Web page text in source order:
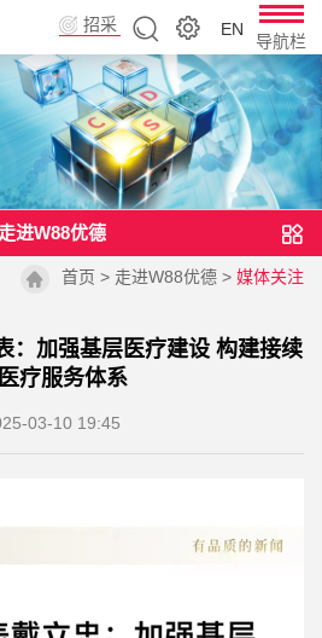
EN
招采
导航栏
走进W88优德
首页 > 走进W88优德 > 媒体关注
：加强基层医疗建设 构建接续
疗服务体系
03-10 19:45